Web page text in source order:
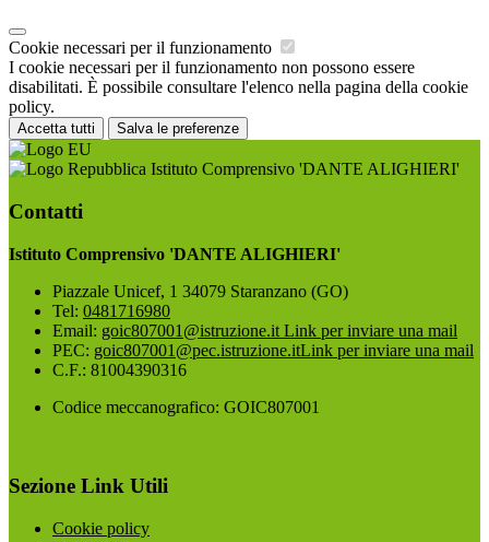
Cookie necessari per il funzionamento
I cookie necessari per il funzionamento non possono essere
disabilitati. È possibile consultare l'elenco nella pagina della cookie
policy.
Accetta tutti Salva le preferenze
Istituto Comprensivo 'DANTE ALIGHIERI'
Contatti
Istituto Comprensivo 'DANTE ALIGHIERI'
Piazzale Unicef, 1 34079 Staranzano (GO)
Tel: 0481716980
Email: goic807001@istruzione.it Link per inviare una mail
PEC: goic807001@pec.istruzione.itLink per inviare una mail
C.F.: 81004390316
Codice meccanografico: GOIC807001
Sezione Link Utili
Cookie policy